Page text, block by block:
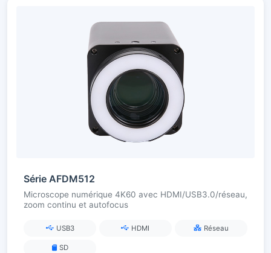
Série AFDM512
Microscope numérique 4K60 avec HDMI/USB3.0/réseau,
zoom continu et autofocus
USB3 HDMI Réseau
SD